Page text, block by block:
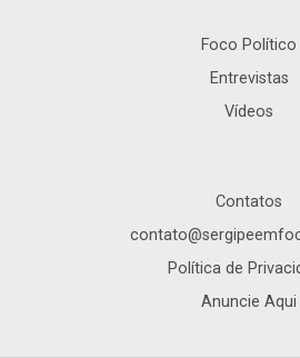
Foco Político
Entrevistas
Vídeos
Contatos
Política de
Anuncie Aqui